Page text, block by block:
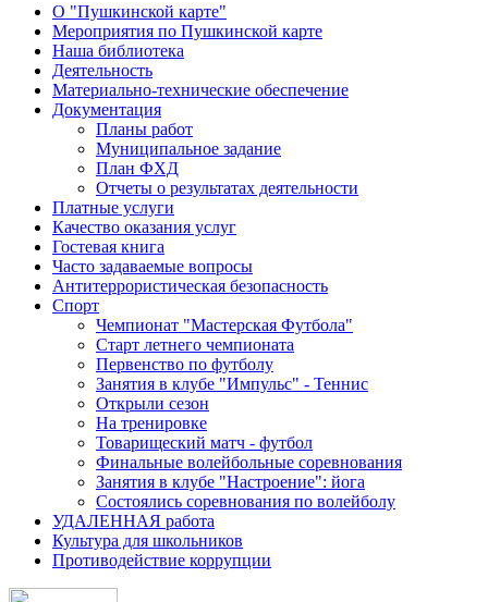
О "Пушкинской карте"
Мероприятия по Пушкинской карте
Наша библиотека
Деятельность
Материально-технические обеспечение
Документация
Планы работ
Муниципальное задание
План ФХД
Отчеты о результатах деятельности
Платные услуги
Качество оказания услуг
Гостевая книга
Часто задаваемые вопросы
Антитеррористическая безопасность
Спорт
Чемпионат "Мастерская Футбола"
Старт летнего чемпионата
Первенство по футболу
Занятия в клубе "Импульс" - Теннис
Открыли сезон
На тренировке
Товарищеский матч - футбол
Финальные волейбольные соревнования
Занятия в клубе "Настроение": йога
Состоялись соревнования по волейболу
УДАЛЕННАЯ работа
Культура для школьников
Противодействие коррупции